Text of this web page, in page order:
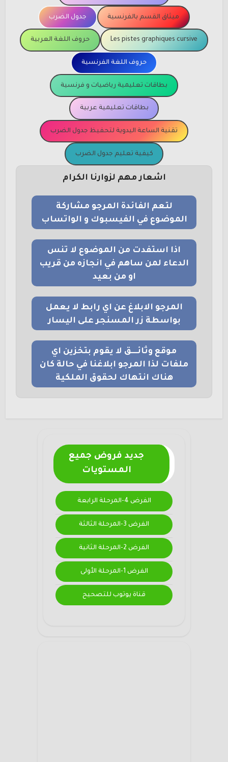
ميثاق القسم بالفرنسية جدول الضرب
Les pistes graphiques cursive حروف اللغة العربية
حروف اللغة الفرنسية
بطاقات تعليمية رياضيات و فرنسية
بطاقات تعليمية عربية
تقنية الساعة اليدوية لتحفيظ جدول الضرب
كيفية تعليم جدول الضرب
اشعار مهم لزوارنا الكرام
لتعم الفائدة المرجو مشاركة
الموضوع في الفيسبوك و الواتساب
اذا استفدت من الموضوع لا تنس
الدعاء لمن ساهم في انجازه من قريب
او من بعيد
المرجو الابلاغ عن اي رابط لا يعمل
بواسطة زر المسنجر على اليسار
موقع وثائــــق لا يقوم بتخزين اي
ملفات لذا المرجو ابلاغنا في حالة كان
هناك انتهاك لحقوق الملكية
جديد فروض جميع
المستويات
الفرض 4-المرحلة الرابعة
الفرض 3-المرحلة الثالثة
الفرض 2-المرحلة الثانية
الفرض 1-المرحلة الأولى
قناة يوتوب للتصحيح